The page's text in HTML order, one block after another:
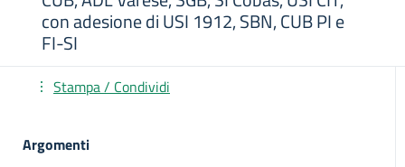
con adesione di USI 1912, SBN, CUB PI e
FI-SI
Stampa / Condividi
Argomenti